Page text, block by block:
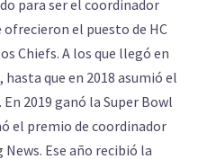
para ser el coordinador
ofrecieron el puesto de HC
Chiefs. A los que llegó en
que en 2018 asumió el
2019 ganó la Super Bowl
el premio de coordinador
Ese año recibió la